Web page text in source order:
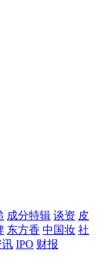
成分特辑 谈资 皮
东方香 中国妆 社
讯 IPO 财报